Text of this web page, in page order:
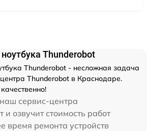
Thunderobot
Thunderobot - несложная задача
Thunderobot в Краснодаре.
сервис-центра
и озвучит стоимость работ
время ремонта устройств